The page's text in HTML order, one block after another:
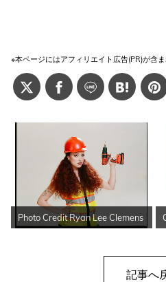
※本ページにはアフィリエイト広告(PR)が含
Photo Credit Ryan Lee Clemens
記事へ